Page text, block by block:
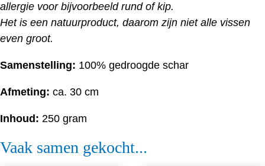
allergie voor bijvoorbeeld rund of kip.
Het is een natuurproduct, daarom zijn niet alle vissen
even groot.
Samenstelling: 100% gedroogde schar
Afmeting: ca. 30 cm
Inhoud: 250 gram
Vaak samen gekocht...